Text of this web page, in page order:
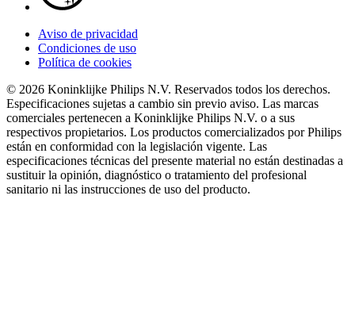
Aviso de privacidad
Condiciones de uso
Política de cookies
© 2026 Koninklijke Philips N.V. Reservados todos los derechos.
Especificaciones sujetas a cambio sin previo aviso. Las marcas
comerciales pertenecen a Koninklijke Philips N.V. o a sus
respectivos propietarios. Los productos comercializados por Philips
están en conformidad con la legislación vigente. Las
especificaciones técnicas del presente material no están destinadas a
sustituir la opinión, diagnóstico o tratamiento del profesional
sanitario ni las instrucciones de uso del producto.